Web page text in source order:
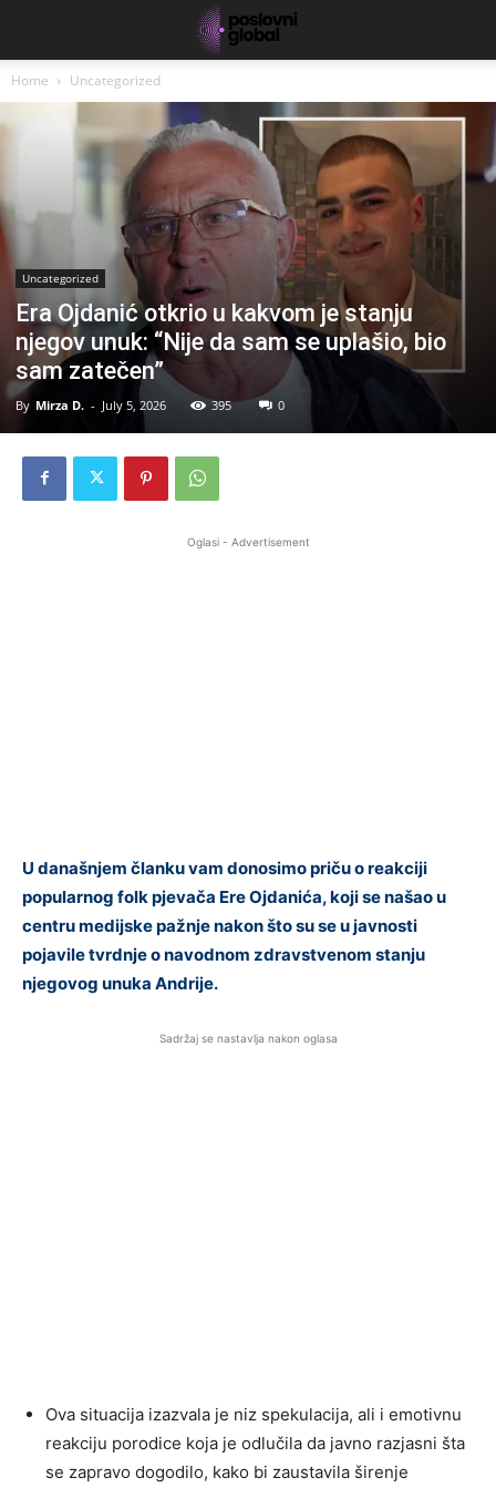
Home Uncategorized
Uncategorized
Era Ojdanić otkrio u kakvom je stanju
njegov unuk: “Nije da sam se uplašio, bio
sam zatečen”
By Mirza D. - July 5, 2026 395 0
Oglasi - Advertisement
U današnjem članku vam donosimo priču o reakciji
popularnog folk pjevača Ere Ojdanića, koji se našao u
centru medijske pažnje nakon što su se u javnosti
pojavile tvrdnje o navodnom zdravstvenom stanju
njegovog unuka Andrije.
Sadržaj se nastavlja nakon oglasa
Ova situacija izazvala je niz spekulacija, ali i emotivnu
reakciju porodice koja je odlučila da javno razjasni šta
se zapravo dogodilo, kako bi zaustavila širenje